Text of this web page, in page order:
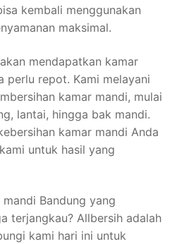
kembali menggunakan
maksimal.
mendapatkan kamar
perlu repot. Kami melayani
kamar mandi, mulai
lantai, hingga bak mandi.
kamar mandi Anda
untuk hasil yang
Bandung yang
terjangkau? Allbersih adalah
kami hari ini untuk